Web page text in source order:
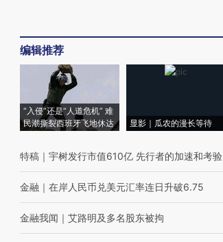
编辑推荐
“入侵”还是“人道危机” 难
民潮撕裂西班牙飞地休达
显影｜瓜农的漫长等待
特稿 ｜ 宇树发行市值610亿 先行者的加速和考验
金融 ｜ 在岸人民币兑美元汇率连日升破6.75
金融我闻 ｜ 艾路明及多名股东被拘